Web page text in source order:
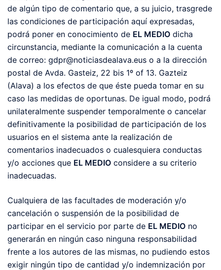
de algún tipo de comentario que, a su juicio, trasgrede
las condiciones de participación aquí expresadas,
podrá poner en conocimiento de EL MEDIO dicha
circunstancia, mediante la comunicación a la cuenta
de correo: gdpr@noticiasdealava.eus o a la dirección
postal de Avda. Gasteiz, 22 bis 1º of 13. Gazteiz
(Alava) a los efectos de que éste pueda tomar en su
caso las medidas de oportunas. De igual modo, podrá
unilateralmente suspender temporalmente o cancelar
definitivamente la posibilidad de participación de los
usuarios en el sistema ante la realización de
comentarios inadecuados o cualesquiera conductas
y/o acciones que EL MEDIO considere a su criterio
inadecuadas.
Cualquiera de las facultades de moderación y/o
cancelación o suspensión de la posibilidad de
participar en el servicio por parte de EL MEDIO no
generarán en ningún caso ninguna responsabilidad
frente a los autores de las mismas, no pudiendo estos
exigir ningún tipo de cantidad y/o indemnización por